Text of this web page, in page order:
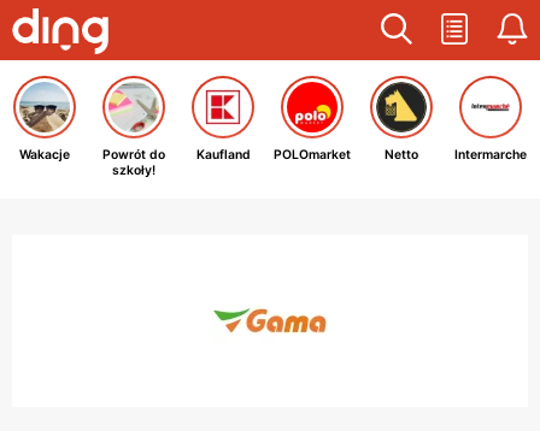
Wakacje
Powrót do
szkoły!
Kaufland POLOmarket Netto Intermarche